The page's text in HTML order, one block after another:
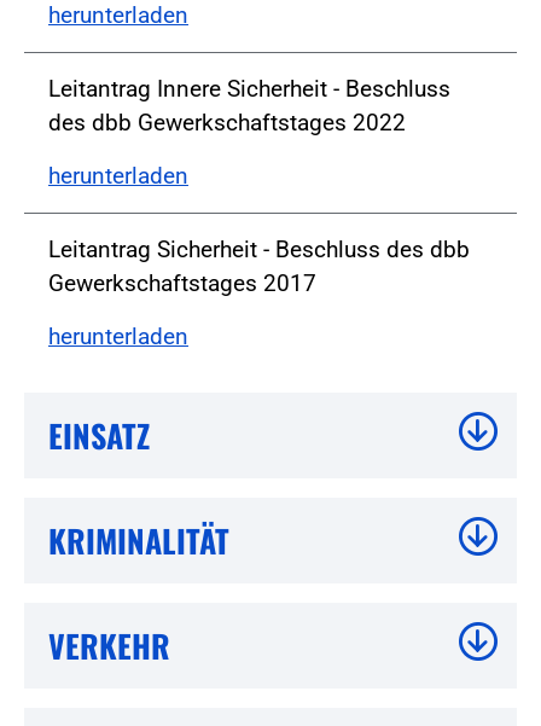
herunterladen
Leitantrag Innere Sicherheit - Beschluss
des dbb Gewerkschaftstages 2022
herunterladen
Leitantrag Sicherheit - Beschluss des dbb
Gewerkschaftstages 2017
herunterladen
EINSATZ
KRIMINALITÄT
VERKEHR